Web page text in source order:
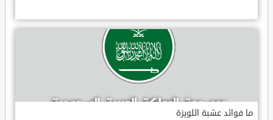
ما فوائد عشبة اللويزة